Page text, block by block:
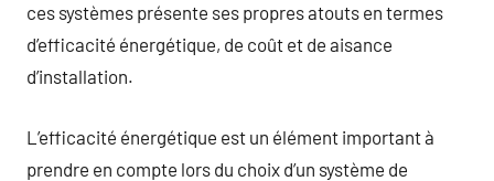
ces systèmes présente ses propres atouts en termes
d’efficacité énergétique, de coût et de aisance
d’installation.
L’efficacité énergétique est un élément important à
prendre en compte lors du choix d’un système de